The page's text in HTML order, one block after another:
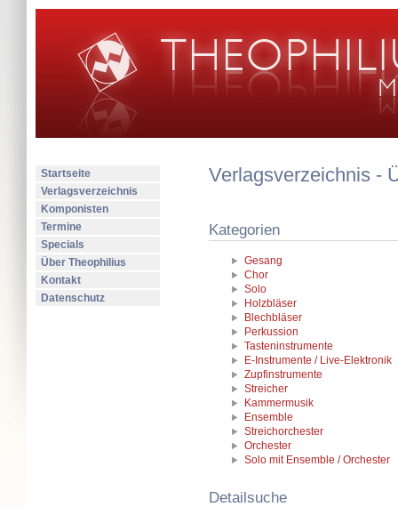
Startseite
Verlagsverzeichnis
Komponisten
Termine
Specials
Über Theophilius
Kontakt
Datenschutz
Verlagsverzeichnis -
Kategorien
Gesang
Chor
Solo
Holzbläser
Blechbläser
Perkussion
Tasteninstrumente
E-Instrumente / Live-Elektronik
Zupfinstrumente
Streicher
Kammermusik
Ensemble
Streichorchester
Orchester
Solo mit Ensemble / Orchester
Detailsuche